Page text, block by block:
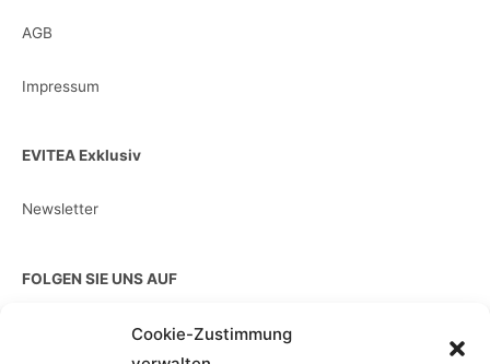
Cookie-Zustimmung
AGB
Impressum
EVITEA Exklusiv
Newsletter
FOLGEN SIE UNS AUF